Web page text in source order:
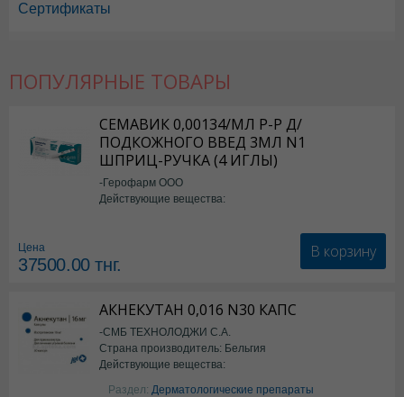
Сертификаты
ПОПУЛЯРНЫЕ ТОВАРЫ
СЕМАВИК 0,00134/МЛ Р-Р Д/
ПОДКОЖНОГО ВВЕД 3МЛ N1
ШПРИЦ-РУЧКА (4 ИГЛЫ)
-Герофарм ООО
Действующие вещества:
Цена
37500.00тнг.
В корзину
АКНЕКУТАН 0,016 N30 КАПС
-СМБ ТЕХНОЛОДЖИ С.А.
Страна производитель: Бельгия
Действующие вещества:
Изотретиноин
Раздел: Дерматологические препараты